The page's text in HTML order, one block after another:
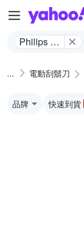
Philips 飛
電動刮鬍刀
品牌 快速到貨